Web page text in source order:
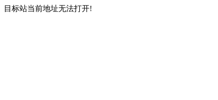
目标站当前地址无法打开!